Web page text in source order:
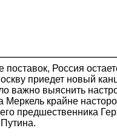
поставок, Россия
приедет новый
важно выяснить
Меркель крайне
предшественника